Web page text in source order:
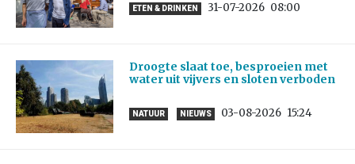
ETEN & DRINKEN 31-07-2026 08:00
Droogte slaat toe, besproeien met
water uit vijvers en sloten verboden
NATUUR NIEUWS 03-08-2026 15:24